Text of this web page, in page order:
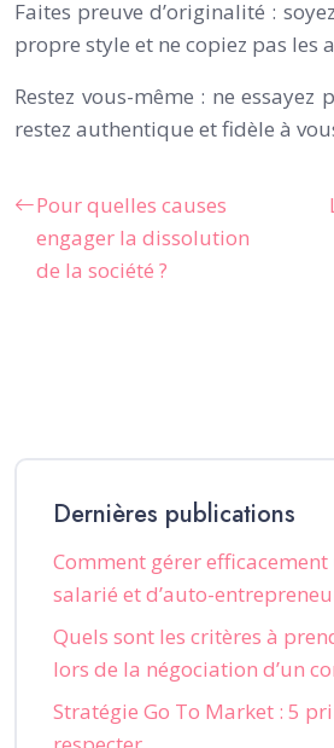
Faites preuve d’originalité :
propre style et ne copiez pas les
Restez vous-même : ne essayez
restez authentique et fidèle à
Pour quelles causes
engager la dissolution
de la société ?
Dernières publications
Comment gérer
salarié et d’auto-
Quels sont les critères à
lors de la négociation d’un
Stratégie Go To Market : 5